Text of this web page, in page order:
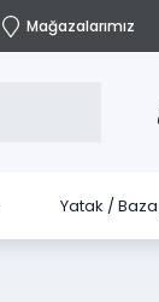
Mağazalarımız
Yatak / Baza